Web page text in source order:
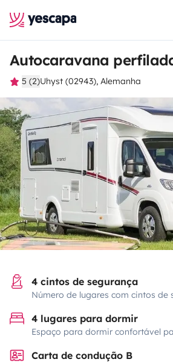
Autocaravana
5 (2)Uhyst (02943), Alemanha
4 cintos de segurança
Número de lugares com cintos de
4 lugares para dormir
Espaço para dormir confortável
Carta de condução B